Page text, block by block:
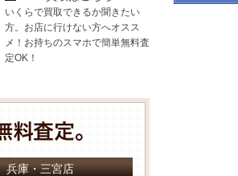
いくらで買取できるか聞きたい
方。お店に行けない方へオスス
メ！お持ちのスマホで簡単無料査
定OK！
兵庫・三宮店